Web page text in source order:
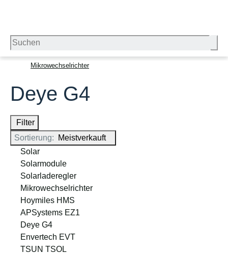
Mikrowechselrichter
Deye G4
Filter
Sortierung:
Meistverkauft
Solar
Solarmodule
Solarladeregler
Mikrowechselrichter
Hoymiles HMS
APSystems EZ1
Deye G4
Envertech EVT
TSUN TSOL